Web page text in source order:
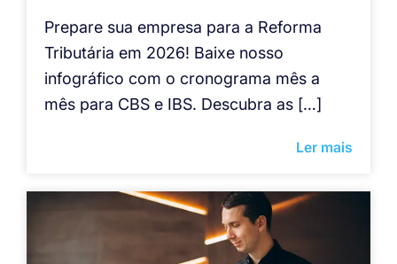
Prepare sua empresa para a Reforma
Tributária em 2026! Baixe nosso
infográfico com o cronograma mês a
mês para CBS e IBS. Descubra as […]
Ler mais